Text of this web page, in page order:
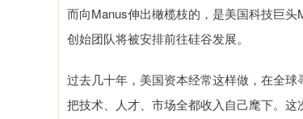
而向Manus伸出橄榄枝的，是美国科技巨
创始团队将被安排前往硅谷发展。
过去几十年，美国资本经常这样做，在全球
把技术、人才、市场全都收入自己麾下。